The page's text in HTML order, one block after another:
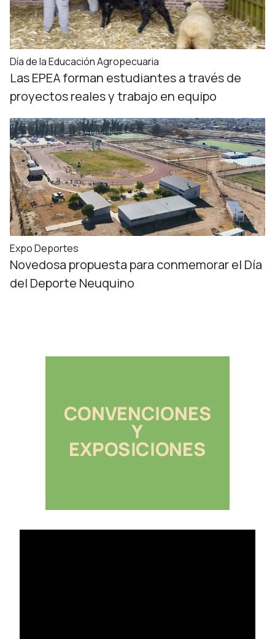
Día de la Educación Agropecuaria
Las EPEA forman estudiantes a través de
proyectos reales y trabajo en equipo
Expo Deportes
Novedosa propuesta para conmemorar el Día
del Deporte Neuquino